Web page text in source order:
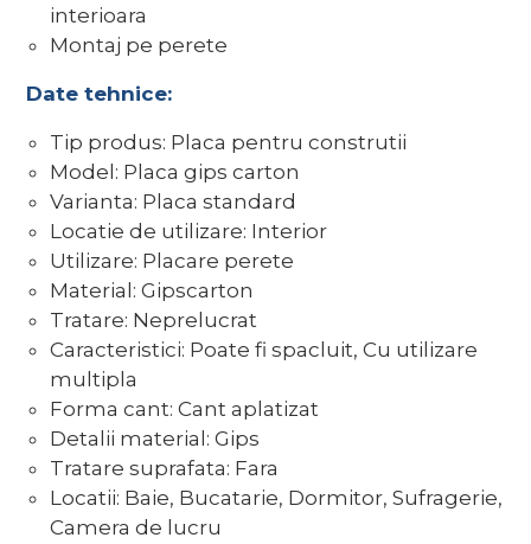
interioara
Montaj pe perete
Date tehnice:
Tip produs: Placa pentru construtii
Model: Placa gips carton
Varianta: Placa standard
Locatie de utilizare: Interior
Utilizare: Placare perete
Material: Gipscarton
Tratare: Neprelucrat
Caracteristici: Poate fi spacluit, Cu utilizare
multipla
Forma cant: Cant aplatizat
Detalii material: Gips
Tratare suprafata: Fara
Locatii: Baie, Bucatarie, Dormitor, Sufragerie,
Camera de lucru